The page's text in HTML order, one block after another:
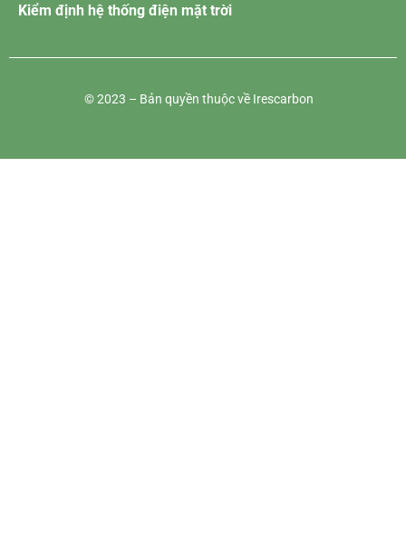
Kiểm định hệ thống điện mặt trời
© 2023 – Bản quyền thuộc về Irescarbon